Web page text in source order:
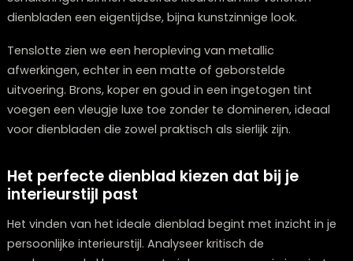
Voor 2026 zien we een tendens naar een kleurenpalet
een evenwicht vindt tussen sereniteit en expressie.
**Natuurlijke aardetinten** zoals terracotta, olijfgroen
zandkleur voeren de boventoon in de
pastelkleuren die een warme sfeer scheppen in
interieurs.
Naast deze organische basis verschijnen ook